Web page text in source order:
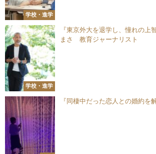
学校・進学
学校・進学
『東京外大を退学し、憧れの上
まさ 教育ジャーナリスト
『同棲中だった恋人との婚約